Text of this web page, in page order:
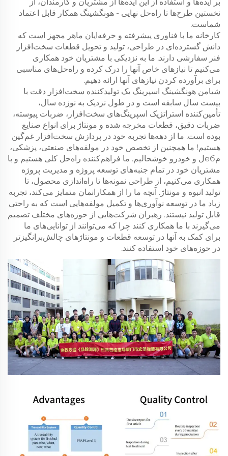
نخستین طرح‌ها تا راه‌حل نهایی - هونگشینگ همکار قابل اعتماد
شماست.
کارخانه ما با فناوری پیشرفته و حرفه‌ایان ماهر مجهز است که
دانش گسترده‌ای در طراحی، تولید و تحویل قطعات سخت‌افزار
فنر سفارشی دارند. ما به نزدیکی با مشتریان خود همکاری
می‌کنیم تا نیازهای خاص آنها را درک کرده و راه‌حل‌های مناسبی
برای برآورده کردن نیازهای آنها ارائه دهیم.
شیامن هونگشینگ اسپرینگ یک تولیدکننده سخت‌افزار دقت با
بیست سال سابقه است و در طول نزدیک به نوزده سال،
تأمین‌کننده استراتژیک اسپرینگ‌های سخت‌افزار، ضربات پیوسته،
ضربات دقیق، قطعات مخرجه شده و مونتاژ برای انواع صنایع
بوده است. ما از دهه‌ها تجربه خود در پردازش سخت‌افزار غم‌گین
هستیم! ما همچنین از تخصص خود در مولفه‌های صنعتی، پزشکی،
مебل و خودرو خوشحالیم. ما فراهم‌کننده راه‌حل کلی هستیم و با
مشتریان خود در تمام جنبه‌های توسعه پروژه و مدیریت پروژه
همکاری می‌کنیم، از طراحی نمونه‌ها تا راه‌اندازی محصول، تا
تولید انبوه و مونتاژ. آنچه ما را از همکارانمان متمایز می‌کند، تجربه
زیاد ما در توسعه نوآوری‌ها و تکمیل مولفه‌هایی است که به راحتی
قابل تولید نیستند. رهبران شرکت‌هایی از حوزه‌های مختلف تصمیم
می‌گیرند با ما همکاری کنند چرا که می‌توانند از توانایی‌های ما
برای کمک به آنها در توسعه قطعات و مونتاژ‌های چالش‌برانگیزتر
در حوزه‌های خود استفاده کنند.